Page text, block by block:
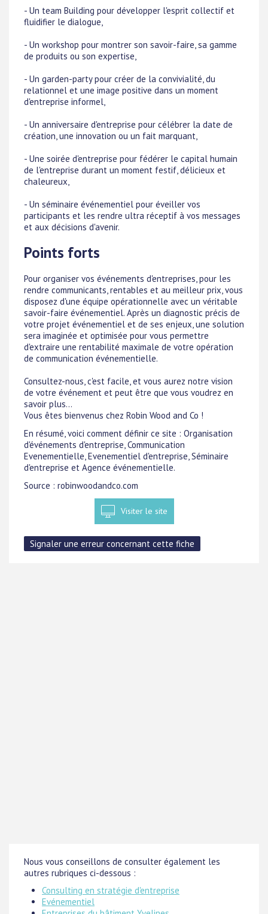
- Un team Building pour développer l'esprit collectif et
fluidifier le dialogue,
- Un workshop pour montrer son savoir-faire, sa gamme
de produits ou son expertise,
- Un garden-party pour créer de la convivialité, du
relationnel et une image positive dans un moment
d'entreprise informel,
- Un anniversaire d'entreprise pour célébrer la date de
création, une innovation ou un fait marquant,
- Une soirée d'entreprise pour fédérer le capital humain
de l'entreprise durant un moment festif, délicieux et
chaleureux,
- Un séminaire événementiel pour éveiller vos
participants et les rendre ultra réceptif à vos messages
et aux décisions d'avenir.
Points forts
Pour organiser vos événements d'entreprises, pour les
rendre communicants, rentables et au meilleur prix, vous
disposez d'une équipe opérationnelle avec un véritable
savoir-faire événementiel. Après un diagnostic précis de
votre projet événementiel et de ses enjeux, une solution
sera imaginée et optimisée pour vous permettre
d'extraire une rentabilité maximale de votre opération
de communication événementielle.
Consultez-nous, c'est facile, et vous aurez notre vision
de votre événement et peut être que vous voudrez en
savoir plus...
Vous êtes bienvenus chez Robin Wood and Co !
En résumé, voici comment définir ce site : Organisation
d'événements d'entreprise, Communication
Evenementielle, Evenementiel d'entreprise, Séminaire
d'entreprise et Agence événementielle.
Source : robinwoodandco.com
Visiter le site
Nous vous conseillons de consulter également les
autres rubriques ci-dessous :
Consulting en stratégie d'entreprise
Evénementiel